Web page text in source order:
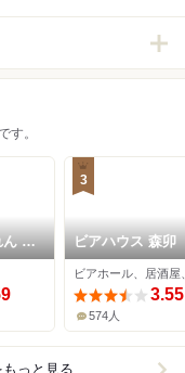
す。
ん 丸
3
ビアハウス 森卯
ビアホール、居酒屋
3.55
574人
っと見る